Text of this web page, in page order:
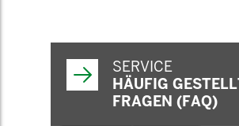
SERVICE
HÄUFIG
FRAGEN (FAQ)